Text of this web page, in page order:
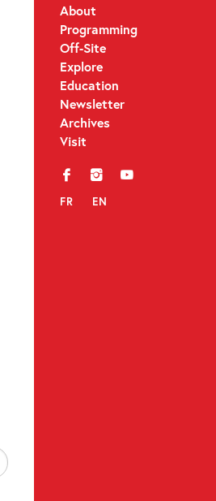
About
Programming
Off-Site
Explore
Education
Newsletter
Archives
Visit
f i y
FR EN